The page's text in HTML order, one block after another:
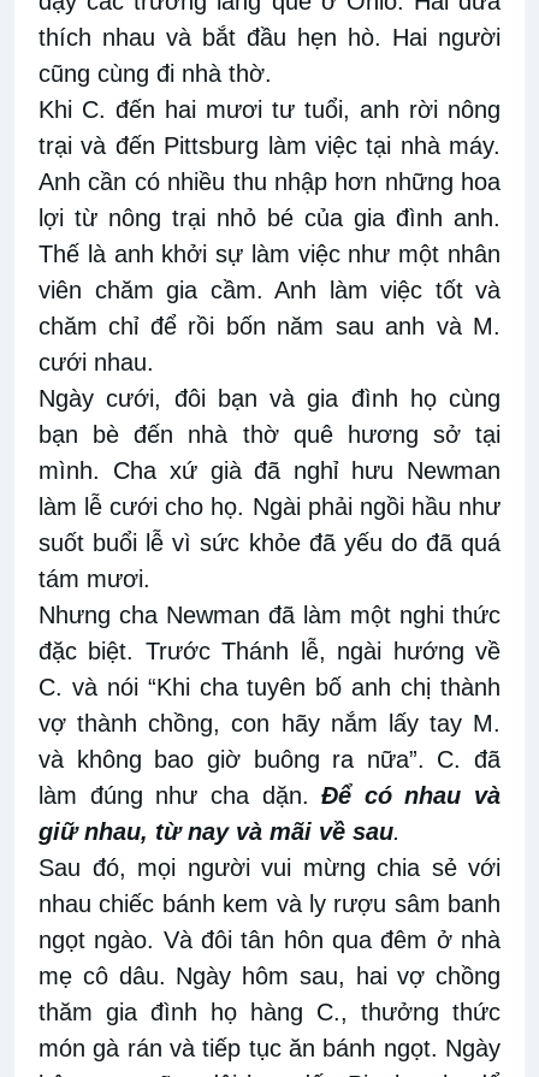
thích nhau và bắt đầu hẹn hò. Hai người
cũng cùng đi nhà thờ.
Khi C. đến hai mươi tư tuổi, anh rời nông
trại và đến Pittsburg làm việc tại nhà máy.
Anh cần có nhiều thu nhập hơn những hoa
lợi từ nông trại nhỏ bé của gia đình anh.
Thế là anh khởi sự làm việc như một nhân
viên chăm gia cầm. Anh làm việc tốt và
chăm chỉ để rồi bốn năm sau anh và M.
cưới nhau.
Ngày cưới, đôi bạn và gia đình họ cùng
bạn bè đến nhà thờ quê hương sở tại
mình. Cha xứ già đã nghỉ hưu Newman
làm lễ cưới cho họ. Ngài phải ngồi hầu như
suốt buổi lễ vì sức khỏe đã yếu do đã quá
tám mươi.
Nhưng cha Newman đã làm một nghi thức
đặc biệt. Trước Thánh lễ, ngài hướng về
C. và nói “Khi cha tuyên bố anh chị thành
vợ thành chồng, con hãy nắm lấy tay M.
và không bao giờ buông ra nữa”. C. đã
làm đúng như cha dặn.Để có nhau và
giữ nhau, từ nay và mãi về sau.
Sau đó, mọi người vui mừng chia sẻ với
nhau chiếc bánh kem và ly rượu sâm banh
ngọt ngào. Và đôi tân hôn qua đêm ở nhà
mẹ cô dâu. Ngày hôm sau, hai vợ chồng
thăm gia đình họ hàng C., thưởng thức
món gà rán và tiếp tục ăn bánh ngọt. Ngày